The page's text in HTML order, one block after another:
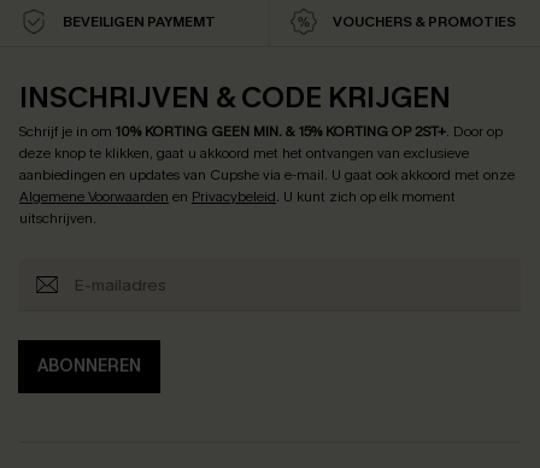
BEVEILIGEN PAYMEMT VOUCHERS & PROMOTIES
INSCHRIJVEN & CODE KRIJGEN
Schrijf je in om 10% KORTING GEEN MIN. & 15% KORTING OP 2ST+. Door op
deze knop te klikken, gaat u akkoord met het ontvangen van exclusieve
aanbiedingen en updates van Cupshe via e-mail. U gaat ook akkoord met onze
Algemene Voorwaarden en Privacybeleid. U kunt zich op elk moment
uitschrijven.
ABONNEREN